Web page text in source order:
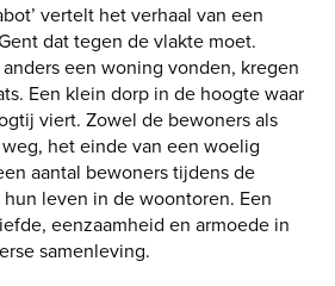
vertelt het verhaal van een
dat tegen de vlakte moet.
een woning vonden, kregen
Een klein dorp in de hoogte waar
viert. Zowel de bewoners als
het einde van een woelig
aantal bewoners tijdens de
leven in de woontoren. Een
eenzaamheid en armoede in
samenleving.